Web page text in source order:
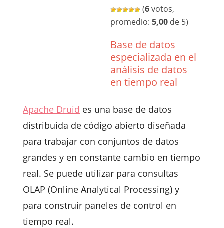
(6votos,
promedio:5,00 de 5)
Base de datos
especializada en el
análisis de datos
en tiempo real
Apache Druid es una base de datos
distribuida de código abierto diseñada
para trabajar con conjuntos de datos
grandes y en constante cambio en tiempo
real. Se puede utilizar para consultas
OLAP (Online Analytical Processing) y
para construir paneles de control en
tiempo real.